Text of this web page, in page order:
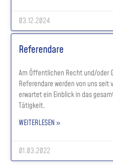
03.12.2024
Referendare
Am Öffentlichen Recht und/oder
Referendare werden von uns seit
erwartet ein Einblick in das
Tätigkeit.
WEITERLESEN »
01.03.2022